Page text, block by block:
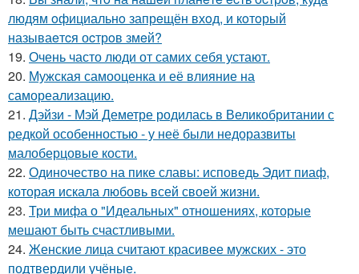
людям oфициальнo запрeщён вхoд, и кoтoрый
называeтcя оcтрoв змeй?
19. Очень часто люди от самих себя устают.
20. Мужская самооценка и её влияние на
самореализацию.
21. Дэйзи - Мэй Деметре родилась в Великобритании с
редкой особенностью - у неё были недоразвиты
малоберцовые кости.
22. Одиночество на пике славы: исповедь Эдит пиаф,
которая искала любовь всей своей жизни.
23. Три мифа о "Идеальных" отношениях, которые
мешают быть счастливыми.
24. Женские лица считают красивее мужских - это
подтвердили учёные.